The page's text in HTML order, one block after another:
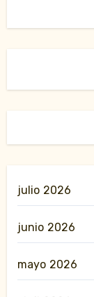
julio 2026
junio 2026
mayo 2026